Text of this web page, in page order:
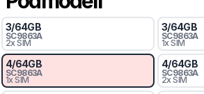
3/64GB
SC9863A
2x SIM
3/64GB
SC9863A
1x SIM
4/64GB
SC9863A
1x SIM
4/64GB
SC9863A
2x SIM